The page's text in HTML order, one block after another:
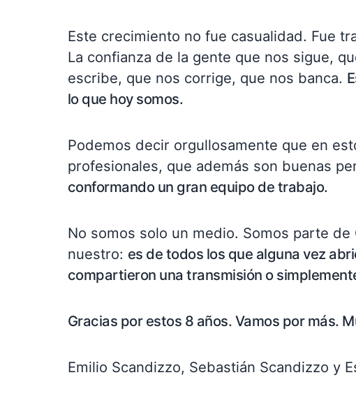
Este crecimiento no fue casualidad. Fue
La confianza de la gente que nos sigue,
escribe, que nos corrige, que nos banca.
lo que hoy somos.
Podemos decir orgullosamente que en
profesionales, que además son buenas
conformando un gran equipo de trabajo.
No somos solo un medio. Somos parte
nuestro: es de todos los que alguna vez
compartieron una transmisión o
Gracias por estos 8 años. Vamos por más.
Emilio Scandizzo, Sebastián Scandizzo y